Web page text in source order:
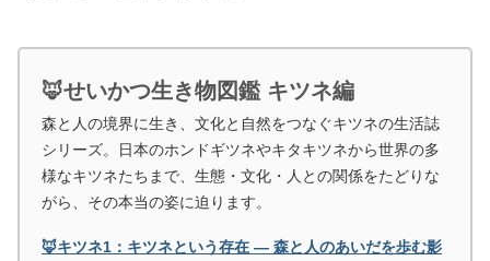
🦊せいかつ生き物図鑑 キツネ編
森と人の境界に生き、文化と自然をつなぐキツネの生活誌
シリーズ。日本のホンドギツネやキタキツネから世界の多
様なキツネたちまで、生態・文化・人との関係をたどりな
がら、その本当の姿に迫ります。
🦊キツネ1：キツネという存在 ― 森と人のあいだを歩む影